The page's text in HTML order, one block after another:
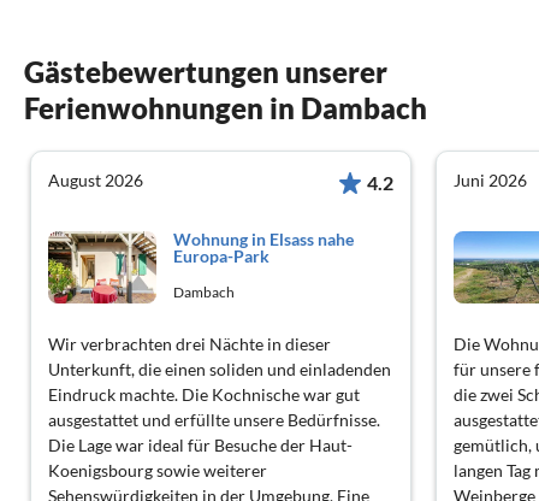
Gästebewertungen unserer
Ferienwohnungen in Dambach
August 2026 4.2
Wohnung in Elsass nahe
Europa-Park
Dambach
Wir verbrachten drei Nächte in dieser
Unterkunft, die einen soliden und einladenden
Eindruck machte. Die Kochnische war gut
ausgestattet und erfüllte unsere Bedürfnisse.
Die Lage war ideal für Besuche der Haut-
Koenigsbourg sowie weiterer
Sehenswürdigkeiten in der Umgebung. Eine
Juni 2026
Die
für unsere
die zwei
gemütlich,
langen
Weinberge